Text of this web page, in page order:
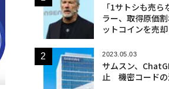
「1サトシも売
ラー、取得原価
ットコインを売却
2023.05.03
サムスン、
止 機密コードの